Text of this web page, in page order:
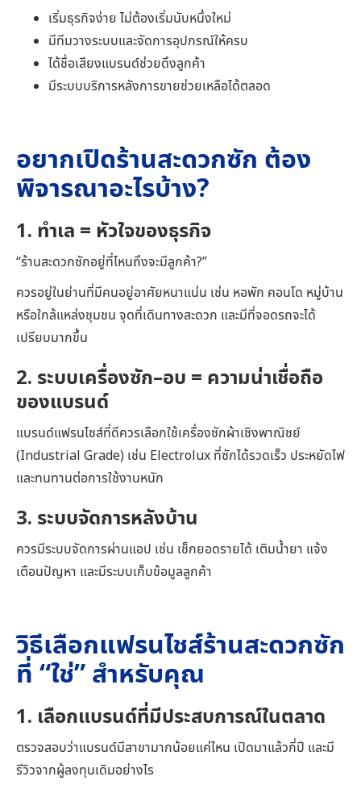
เริ่มธุรกิจง่าย ไม่ต้องเริ่มนับหนึ่งใหม่
มีทีมวางระบบและจัดการอุปกรณ์ให้ครบ
ได้ชื่อเสียงแบรนด์ช่วยดึงลูกค้า
มีระบบบริการหลังการขายช่วยเหลือได้ตลอด
อยากเปิดร้านสะดวกซัก ต้อง
พิจารณาอะไรบ้าง?
1. ทำเล = หัวใจของธุรกิจ
“ร้านสะดวกซักอยู่ที่ไหนถึงจะมีลูกค้า?”
ควรอยู่ในย่านที่มีคนอยู่อาศัยหนาแน่น เช่น หอพัก คอนโด หมู่บ้าน
หรือใกล้แหล่งชุมชน จุดที่เดินทางสะดวก และมีที่จอดรถจะได้
เปรียบมากขึ้น
2. ระบบเครื่องซัก–อบ = ความน่าเชื่อถือ
ของแบรนด์
แบรนด์แฟรนไชส์ที่ดีควรเลือกใช้เครื่องซักผ้าเชิงพาณิชย์
(Industrial Grade) เช่น Electrolux ที่ซักได้รวดเร็ว ประหยัดไฟ
และทนทานต่อการใช้งานหนัก
3. ระบบจัดการหลังบ้าน
ควรมีระบบจัดการผ่านแอป เช่น เช็กยอดรายได้ เติมน้ำยา แจ้ง
เตือนปัญหา และมีระบบเก็บข้อมูลลูกค้า
วิธีเลือกแฟรนไชส์ร้านสะดวกซัก
ที่ “ใช่” สำหรับคุณ
1. เลือกแบรนด์ที่มีประสบการณ์ในตลาด
ตรวจสอบว่าแบรนด์มีสาขามากน้อยแค่ไหน เปิดมาแล้วกี่ปี และมี
รีวิวจากผู้ลงทุนเดิมอย่างไร